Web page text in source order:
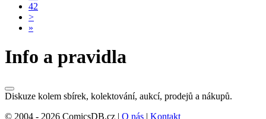
42
>
»
Info a pravidla
Diskuze kolem sbírek, kolektování, aukcí, prodejů a nákupů.
© 2004 - 2026 ComicsDB.cz | O nás | Kontakt